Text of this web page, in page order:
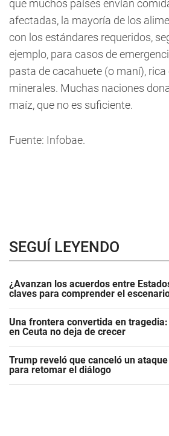
que muchos países envían
afectadas, la mayoría de los
con los estándares requeridos,
ejemplo, para casos de
pasta de cacahuete (o maní),
minerales. Muchas naciones
maíz, que no es suficiente.
Fuente: Infobae.
SEGUÍ LEYENDO
¿Avanzan los acuerdos entre
claves para comprender el
Una frontera convertida en
en Ceuta no deja de crecer
Trump reveló que canceló un
para retomar el diálogo